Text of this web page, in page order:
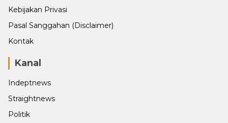
Kebijakan Privasi
Pasal Sanggahan (Disclaimer)
Kontak
Kanal
Indeptnews
Straightnews
Politik